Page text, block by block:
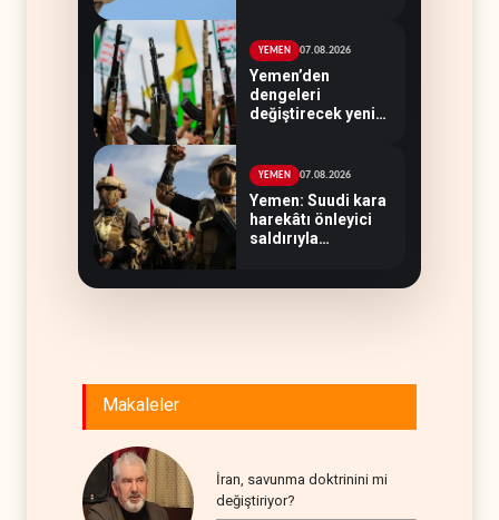
YEMEN 07.08.2026
Yemen’den
dengeleri
değiştirecek yeni
YEMEN 07.08.2026
Yemen: Suudi kara
harekâtı önleyici
saldırıyla
Makaleler
İran, savunma doktrinini mi
değiştiriyor?